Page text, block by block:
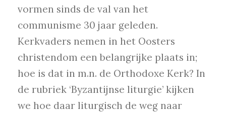
vormen sinds de val van het
communisme 30 jaar geleden.
Kerkvaders nemen in het Oosters
christendom een belangrijke plaats in;
hoe is dat in m.n. de Orthodoxe Kerk? In
de rubriek ‘Byzantijnse liturgie’ kijken
we hoe daar liturgisch de weg naar